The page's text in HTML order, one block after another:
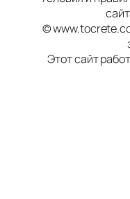
©
Этот сайт